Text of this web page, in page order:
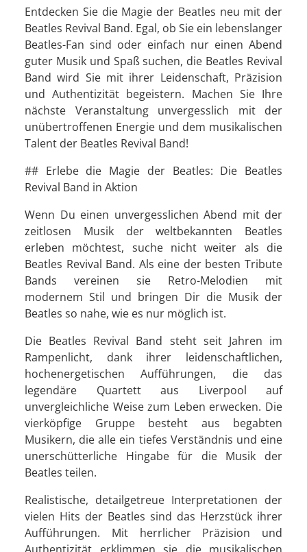
Entdecken Sie die Magie der Beatles neu mit der
Beatles Revival Band. Egal, ob Sie ein lebenslanger
Beatles-Fan sind oder einfach nur einen Abend
guter Musik und Spaß suchen, die Beatles Revival
Band wird Sie mit ihrer Leidenschaft, Präzision
und Authentizität begeistern. Machen Sie Ihre
nächste Veranstaltung unvergesslich mit der
unübertroffenen Energie und dem musikalischen
Talent der Beatles Revival Band!
## Erlebe die Magie der Beatles: Die Beatles
Revival Band in Aktion
Wenn Du einen unvergesslichen Abend mit der
zeitlosen Musik der weltbekannten Beatles
erleben möchtest, suche nicht weiter als die
Beatles Revival Band. Als eine der besten Tribute
Bands vereinen sie Retro-Melodien mit
modernem Stil und bringen Dir die Musik der
Beatles so nahe, wie es nur möglich ist.
Die Beatles Revival Band steht seit Jahren im
Rampenlicht, dank ihrer leidenschaftlichen,
hochenergetischen Aufführungen, die das
legendäre Quartett aus Liverpool auf
unvergleichliche Weise zum Leben erwecken. Die
vierköpfige Gruppe besteht aus begabten
Musikern, die alle ein tiefes Verständnis und eine
unerschütterliche Hingabe für die Musik der
Beatles teilen.
Realistische, detailgetreue Interpretationen der
vielen Hits der Beatles sind das Herzstück ihrer
Aufführungen. Mit herrlicher Präzision und